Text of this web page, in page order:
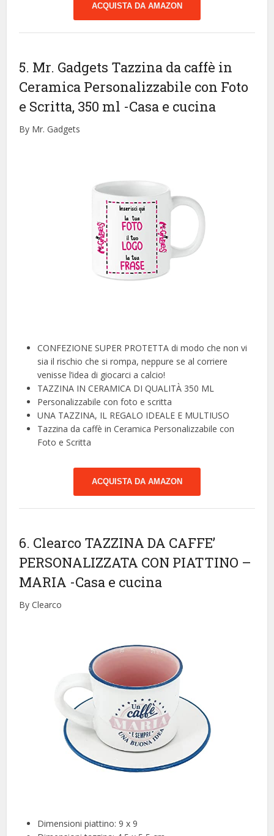
ACQUISTA DA AMAZON
5. Mr. Gadgets Tazzina da caffè in
Ceramica Personalizzabile con Foto
e Scritta, 350 ml -Casa e cucina
By Mr. Gadgets
CONFEZIONE SUPER PROTETTA di modo che non vi
sia il rischio che si rompa, neppure se al corriere
venisse l’idea di giocarci a calcio!
TAZZINA IN CERAMICA DI QUALITÀ 350 ML
Personalizzabile con foto e scritta
UNA TAZZINA, IL REGALO IDEALE E MULTIUSO
Tazzina da caffè in Ceramica Personalizzabile con
Foto e Scritta
ACQUISTA DA AMAZON
6. Clearco TAZZINA DA CAFFE’
PERSONALIZZATA CON PIATTINO –
MARIA -Casa e cucina
By Clearco
Dimensioni piattino: 9 x 9